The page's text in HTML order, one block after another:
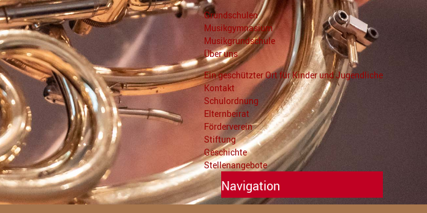
Grundschulen
Musikgymnasium
Musikgrundschule
Über uns
Ein geschützter Ort für Kinder und Jugendliche
Kontakt
Schulordnung
Elternbeirat
Förderverein
Stiftung
Geschichte
Stellenangebote
Navigation